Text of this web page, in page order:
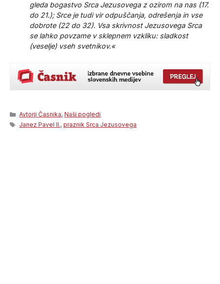
gleda bogastvo Srca Jezusovega z ozirom na nas (17.
do 21.); Srce je tudi vir odpuščanja, odrešenja in vse
dobrote (22 do 32). Vsa skrivnost Jezusovega Srca
se lahko povzame v sklepnem vzkliku: sladkost
(veselje) vseh svetnikov.«
Categories
Avtorji Časnika,Naši pogledi
Tags
Janez Pavel II.,praznik Srca Jezusovega